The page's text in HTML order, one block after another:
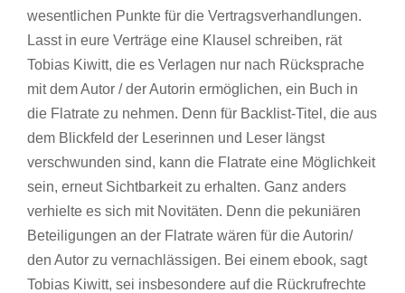
wesentlichen Punkte für die Vertragsverhandlungen.
Lasst in eure Verträge eine Klausel schreiben, rät
Tobias Kiwitt, die es Verlagen nur nach Rücksprache
mit dem Autor / der Autorin ermöglichen, ein Buch in
die Flatrate zu nehmen. Denn für Backlist-Titel, die aus
dem Blickfeld der Leserinnen und Leser längst
verschwunden sind, kann die Flatrate eine Möglichkeit
sein, erneut Sichtbarkeit zu erhalten. Ganz anders
verhielte es sich mit Novitäten. Denn die pekuniären
Beteiligungen an der Flatrate wären für die Autorin/
den Autor zu vernachlässigen. Bei einem ebook, sagt
Tobias Kiwitt, sei insbesondere auf die Rückrufrechte